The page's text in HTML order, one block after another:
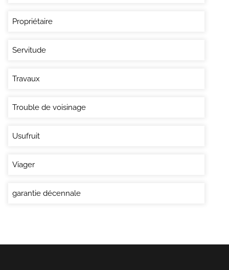
Propriétaire
Servitude
Travaux
Trouble de voisinage
Usufruit
Viager
garantie décennale